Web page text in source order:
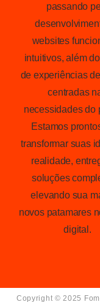
passando
websites
intuitivos, além
de experiências
centradas
necessidades do
Estamos
transformar suas
realidade,
soluções
elevando sua
novos patamares
digital.
Copyright © 2025